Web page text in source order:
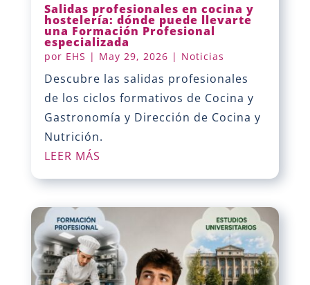
Salidas profesionales en cocina y
hostelería: dónde puede llevarte
una Formación Profesional
especializada
por EHS | May 29, 2026 | Noticias
Descubre las salidas profesionales
de los ciclos formativos de Cocina y
Gastronomía y Dirección de Cocina y
Nutrición.
LEER MÁS